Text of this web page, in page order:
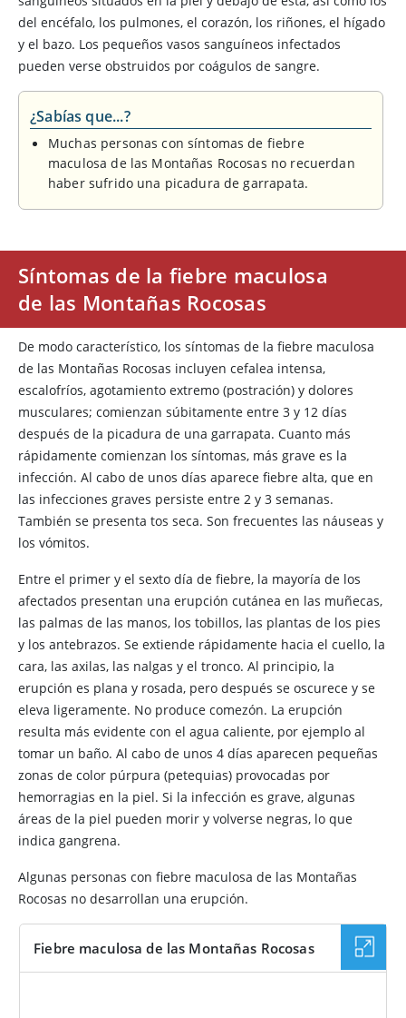
del encéfalo, los pulmones, el corazón, los riñones, el hígado
y el bazo. Los pequeños vasos sanguíneos infectados
pueden verse obstruidos por coágulos de sangre.
¿Sabías que...?
Muchas personas con síntomas de fiebre
maculosa de las Montañas Rocosas no recuerdan
haber sufrido una picadura de garrapata.
Síntomas de la fiebre maculosa
de las Montañas Rocosas
De modo característico, los síntomas de la fiebre maculosa
de las Montañas Rocosas incluyen cefalea intensa,
escalofríos, agotamiento extremo (postración) y dolores
musculares; comienzan súbitamente entre 3 y 12 días
después de la picadura de una garrapata. Cuanto más
rápidamente comienzan los síntomas, más grave es la
infección. Al cabo de unos días aparece fiebre alta, que en
las infecciones graves persiste entre 2 y 3 semanas.
También se presenta tos seca. Son frecuentes las náuseas y
los vómitos.
Entre el primer y el sexto día de fiebre, la mayoría de los
afectados presentan una erupción cutánea en las muñecas,
las palmas de las manos, los tobillos, las plantas de los pies
y los antebrazos. Se extiende rápidamente hacia el cuello, la
cara, las axilas, las nalgas y el tronco. Al principio, la
erupción es plana y rosada, pero después se oscurece y se
eleva ligeramente. No produce comezón. La erupción
resulta más evidente con el agua caliente, por ejemplo al
tomar un baño. Al cabo de unos 4 días aparecen pequeñas
zonas de color púrpura (petequias) provocadas por
hemorragias en la piel. Si la infección es grave, algunas
áreas de la piel pueden morir y volverse negras, lo que
indica gangrena.
Algunas personas con fiebre maculosa de las Montañas
Rocosas no desarrollan una erupción.
Fiebre maculosa de las Montañas Rocosas